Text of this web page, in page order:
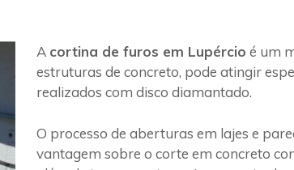
A cortina de furos em Lupércio é um
estruturas de concreto, pode atingir
realizados com disco diamantado.
O processo de aberturas em lajes e
vantagem sobre o corte em concreto